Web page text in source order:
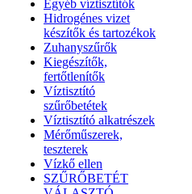
Egyéb víztisztítók
Hidrogénes vizet
készítők és tartozékok
Zuhanyszűrők
Kiegészítők,
fertőtlenítők
Víztisztító
szűrőbetétek
Víztisztító alkatrészek
Mérőműszerek,
teszterek
Vízkő ellen
SZŰRŐBETÉT